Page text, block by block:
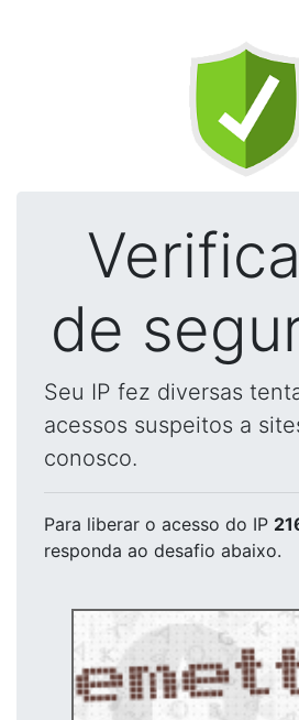
de
Seu IP fez diversas
acessos suspeitos a
conosco.
Para liberar o acesso do IP
responda ao desafio abaixo.